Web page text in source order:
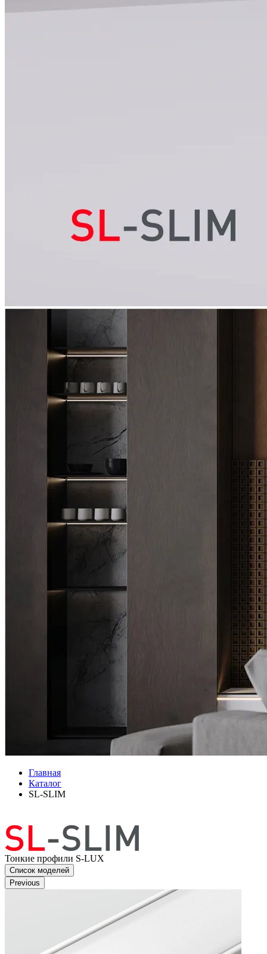
Главная
Каталог
SL-SLIM
Тонкие профили S-LUX
Список моделей
Previous